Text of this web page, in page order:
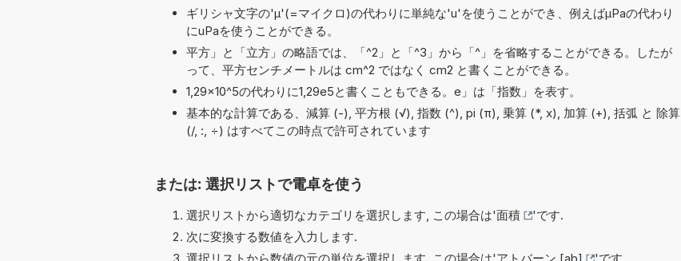
ギリシャ文字の'μ'(=マイクロ)の代わりに単純な'u'を使うことができ、例えばµPaの代わり
にuPaを使うことができる。
平方」と「立方」の略語では、「^2」と「^3」から「^」を省略することができる。したが
って、平方センチメートルは cm^2 ではなく cm2 と書くことができる。
1,29×10^5の代わりに1,29e5と書くこともできる。e」は「指数」を表す。
基本的な計算である、減算 (-), 平方根 (√), 指数 (^), pi (π), 乗算 (*, x), 加算 (+), 括弧 と 除算
(/, :, ÷) はすべてこの時点で許可されています
または: 選択リストで電卓を使う
選択リストから適切なカテゴリを選択します, この場合は'面積
'です.
次に変換する数値を入力します.
選択リストから数値の元の単位を選択します, この場合は'アトバーン [ab]
'です.